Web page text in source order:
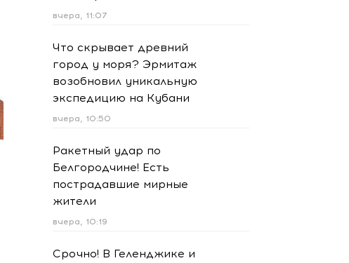
вчера, 11:07
Что скрывает древний
город у моря? Эрмитаж
возобновил уникальную
экспедицию на Кубани
вчера, 10:50
Ракетный удар по
Белгородчине! Есть
пострадавшие мирные
жители
вчера, 10:19
Срочно! В Геленджике и